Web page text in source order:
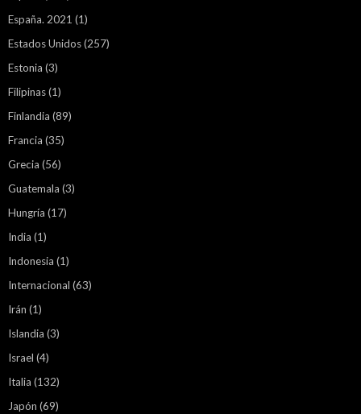
España. 2021 (1)
Estados Unidos(257)
Estonia (3)
Filipinas(1)
Finlandia (89)
Francia (35)
Grecia (56)
Guatemala (3)
Hungría (17)
India (1)
Indonesia (1)
Internacional (63)
Irán (1)
Islandia (3)
Israel (4)
Italia (132)
Japón (69)